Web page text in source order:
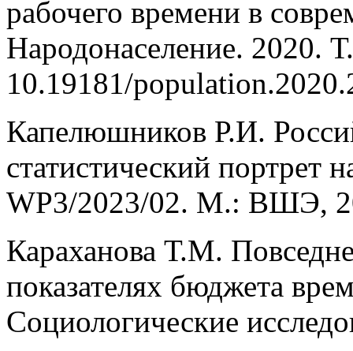
рабочего времени в
Народонаселение. 2020.
10.19181/
Капелюшников Р.И.
статистический портрет
WP3/2023/02. М.: ВШЭ,
Караханова Т.М.
показателях бюджета
Социологические